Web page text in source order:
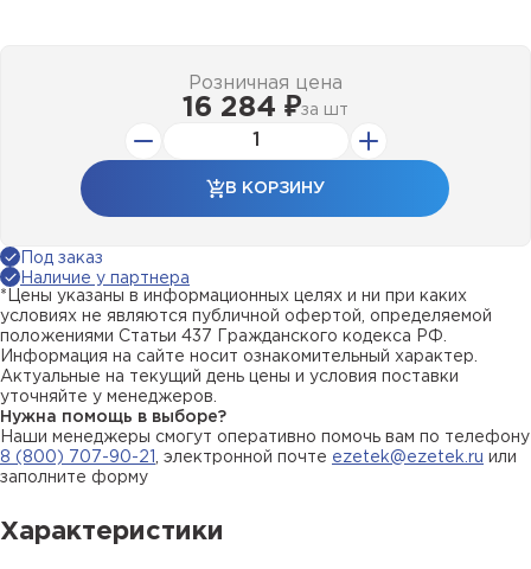
Розничная цена
16 284 ₽за шт
В КОРЗИНУ
Под заказ
Наличие у партнера
*Цены указаны в информационных целях и ни при каких
условиях не являются публичной офертой, определяемой
положениями Статьи 437 Гражданского кодекса РФ.
Информация на сайте носит ознакомительный характер.
Актуальные на текущий день цены и условия поставки
уточняйте у менеджеров.
Нужна помощь в выборе?
Наши менеджеры смогут оперативно помочь вам по телефону
8 (800) 707-90-21
, электронной почте ezetek@ezetek.ru или
заполните форму
Характеристики